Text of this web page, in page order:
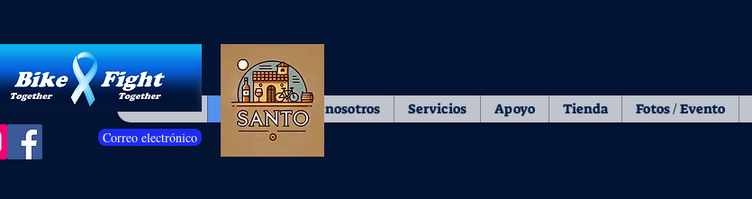
Hogar Sobre nosotros Servicios Apoyo Tienda Fotos / Evento
Correo electrónico